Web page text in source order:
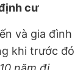
cư
và gia đình
khi trước đó